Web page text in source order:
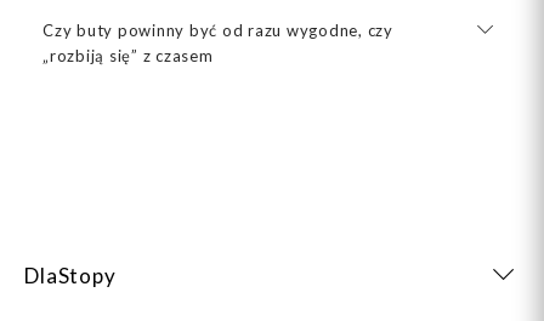
Czy buty powinny być od razu wygodne, czy
„rozbiją się” z czasem
DlaStopy